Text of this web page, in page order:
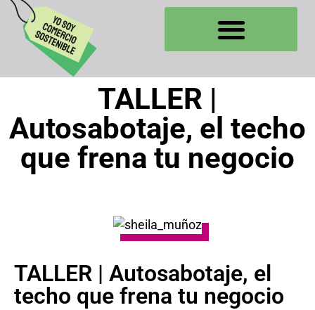
TALLER |
Autosabotaje, el techo
que frena tu negocio
TALLER | Autosabotaje, el
techo que frena tu negocio